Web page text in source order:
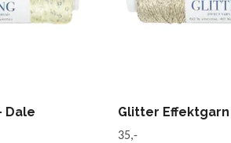
Dale Glitter Effektgarn
35,-